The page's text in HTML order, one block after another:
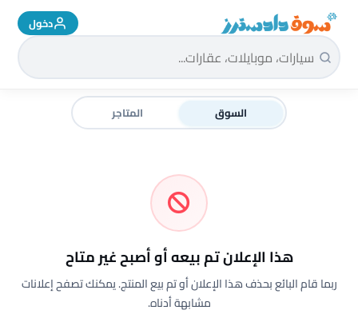
سوق دادسترز الرئيسية دخول
السوق المتاجر
هذا الإعلان تم بيعه أو أصبح غير متاح
ربما قام البائع بحذف هذا الإعلان أو تم بيع المنتج. يمكنك تصفح إعلانات
مشابهة أدناه.